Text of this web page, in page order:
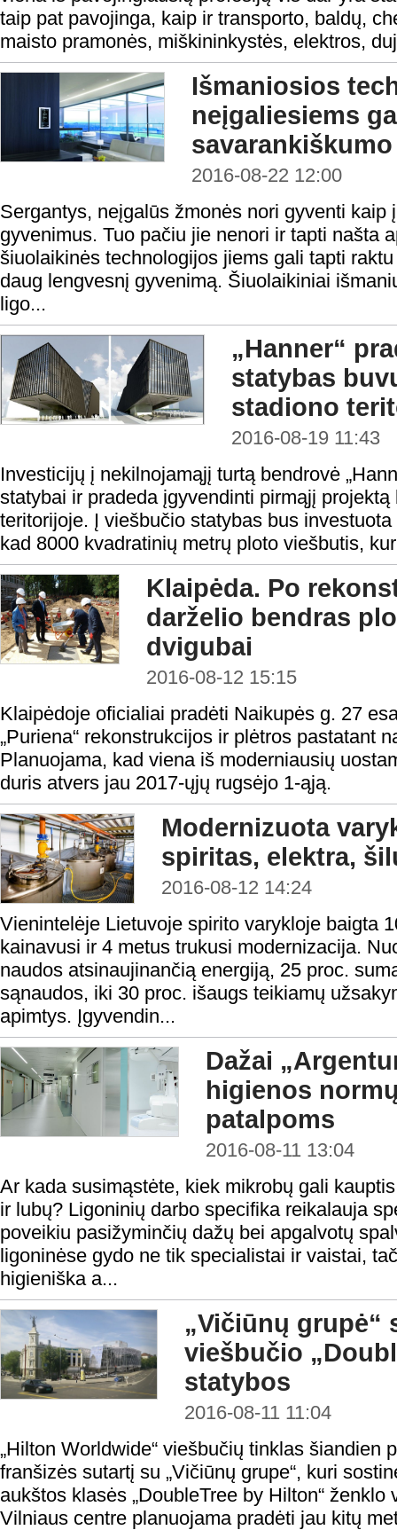
taip pat pavojinga, kaip ir transporto, baldų,
maisto pramonės, miškininkystės, elektros,
Išmaniosios
neįgaliesiems
2016-08-22 12:00
Sergantys, neįgalūs žmonės nori gyventi kaip
gyvenimus. Tuo pačiu jie nenori ir tapti našta
šiuolaikinės technologijos jiems gali tapti
daug lengvesnį gyvenimą. Šiuolaikiniai
ligo...
„Hanner“
statybas
stadiono
2016-08-19 11:43
Investicijų į nekilnojamąjį turtą bendrovė
statybai ir pradeda įgyvendinti pirmąjį
teritorijoje. Į viešbučio statybas bus
kad 8000 kvadratinių metrų ploto viešbutis,
Klaipėda. Po
darželio bendras
dvigubai
2016-08-12 15:15
Klaipėdoje oficialiai pradėti Naikupės g. 27
„Puriena“ rekonstrukcijos ir plėtros pastatant
Planuojama, kad viena iš moderniausių
duris atvers jau 2017-ųjų rugsėjo 1-ąją.
Modernizuota
spiritas, elektra,
2016-08-12 14:24
Vienintelėje Lietuvoje spirito varykloje baigta
kainavusi ir 4 metus trukusi modernizacija.
naudos atsinaujinančią energiją, 25 proc.
sąnaudos, iki 30 proc. išaugs teikiamų
apimtys. Įgyvendin...
Dažai
higienos
patalpoms
2016-08-11 13:04
Ar kada susimąstėte, kiek mikrobų gali
ir lubų? Ligoninių darbo specifika reikalauja
poveikiu pasižyminčių dažų bei apgalvotų
ligoninėse gydo ne tik specialistai ir vaistai,
higieniška a...
„Vičiūnų grupė“
viešbučio
statybos
2016-08-11 11:04
„Hilton Worldwide“ viešbučių tinklas šiandien
franšizės sutartį su „Vičiūnų grupe“, kuri
aukštos klasės „DoubleTree by Hilton“
Vilniaus centre planuojama pradėti jau kitų